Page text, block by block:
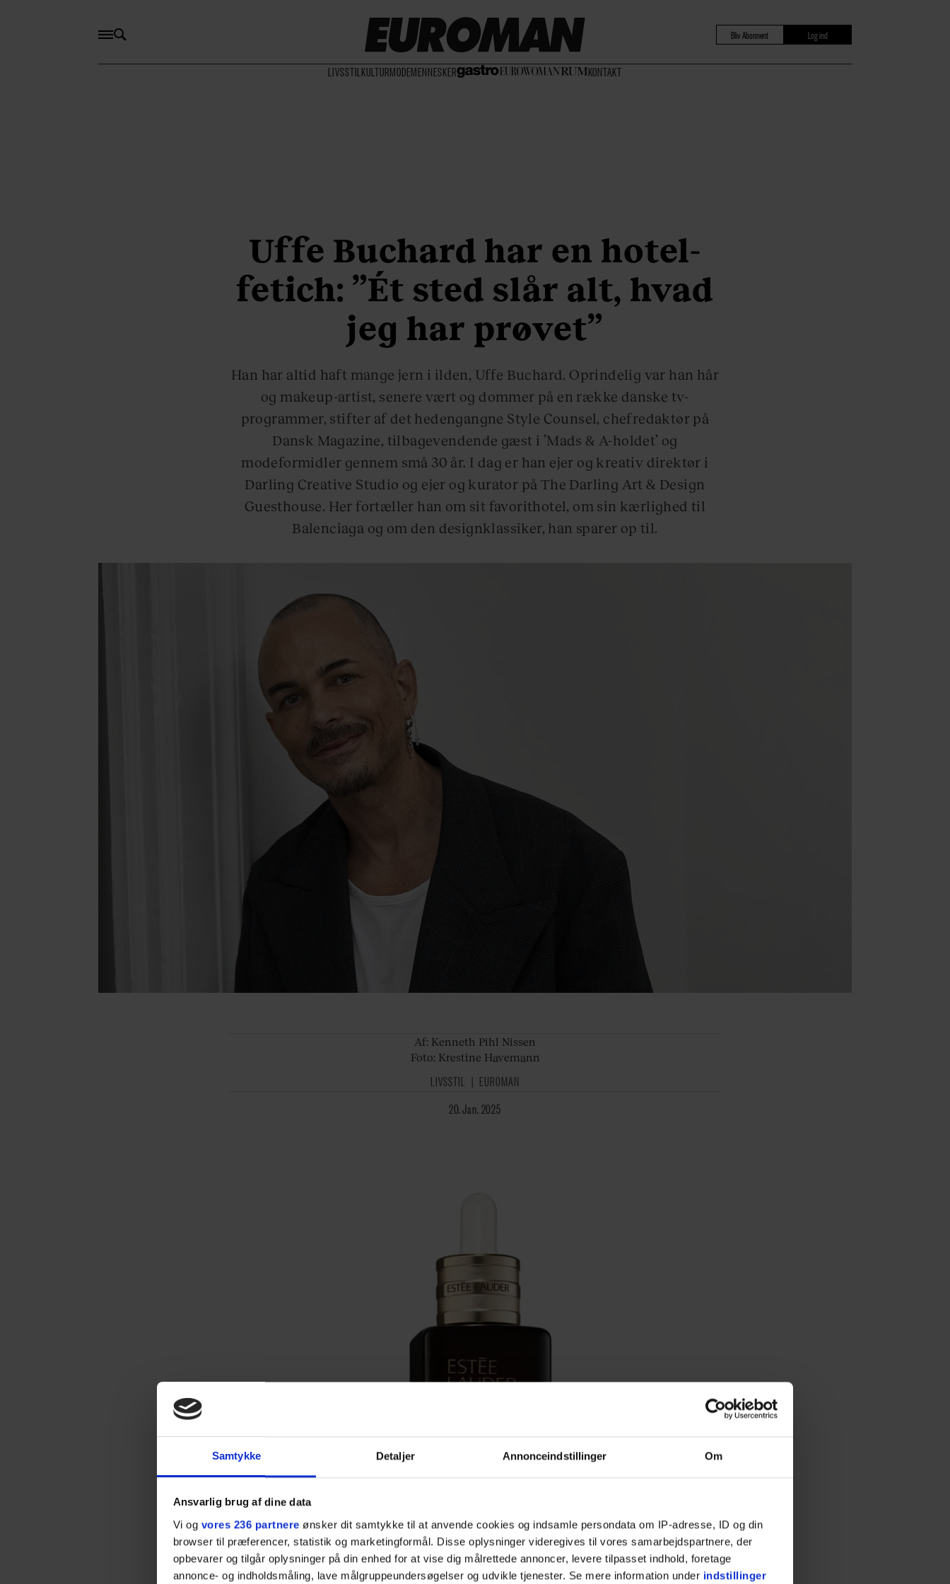
Samtykke Detaljer Annonceindstillinger Om
Ansvarlig brug af dine data
Vi og vores 236 partnere ønsker dit samtykke til at anvende cookies og indsamle persondata om IP-adresse, ID og din
browser til præferencer, statistik og marketingformål. Disse oplysninger videregives til vores samarbejdspartnere, der
opbevarer og tilgår oplysninger på din enhed for at vise dig målrettede annoncer, levere tilpasset indhold, foretage
annonce- og indholdsmåling, lave målgruppeundersøgelser og udvikle tjenester. Se mere information under indstillinger
LIVSSTIL KULTURMODEMENNESKER KONTAKT
Bliv Abonnent Log ind
Uffe Buchard har en hotel-
fetich: ”Ét sted slår alt, hvad
jeg har prøvet”
Han har altid haft mange jern i ilden, Uffe Buchard. Oprindelig var han hår
og makeup-artist, senere vært og dommer på en række danske tv-
programmer, stifter af det hedengangne Style Counsel, chefredaktør på
Dansk Magazine, tilbagevendende gæst i ’Mads & A-holdet’ og
modeformidler gennem små 30 år. I dag er han ejer og kreativ direktør i
Darling Creative Studio og ejer og kurator på The Darling Art & Design
Guesthouse. Her fortæller han om sit favorithotel, om sin kærlighed til
Balenciaga og om den designklassiker, han sparer op til.
Af: Kenneth Pihl Nissen
Foto: Krestine Havemann
LIVSSTIL
EUROMAN
20. Jan. 2025